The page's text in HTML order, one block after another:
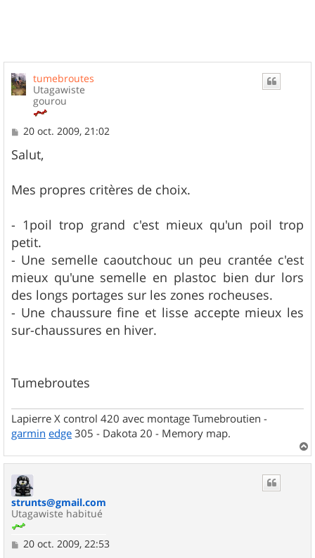
tumebroutes
Utagawiste
gourou
M
s
s
g
e
20 oct. 2009, 21:02
Salut,
Mes propres critères de choix.
- 1poil trop grand c'est mieux qu'un poil trop
petit.
- Une semelle caoutchouc un peu crantée c'est
mieux qu'une semelle en plastoc bien dur lors
des longs portages sur les zones rocheuses.
- Une chaussure fine et lisse accepte mieux les
sur-chaussures en hiver.
Tumebroutes
Lapierre X control 420 avec montage Tumebroutien -
garmin edge 305 - Dakota 20 - Memory map.
a
strunts@gmail.com
Utagawiste habitué
M
20 oct. 2009, 22:53